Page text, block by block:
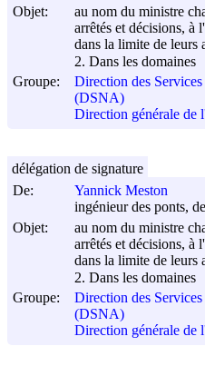
Objet:
au nom du ministre
arrêtés et décisions, à
dans la limite de leurs
2. Dans les domaines
Groupe:
Direction des
(DSNA)
Direction générale
De:
Yannick Meston
ingénieur des ponts,
Objet:
au nom du ministre
arrêtés et décisions, à
dans la limite de leurs
2. Dans les domaines
Groupe:
Direction des
(DSNA)
Direction générale
délégation de signature